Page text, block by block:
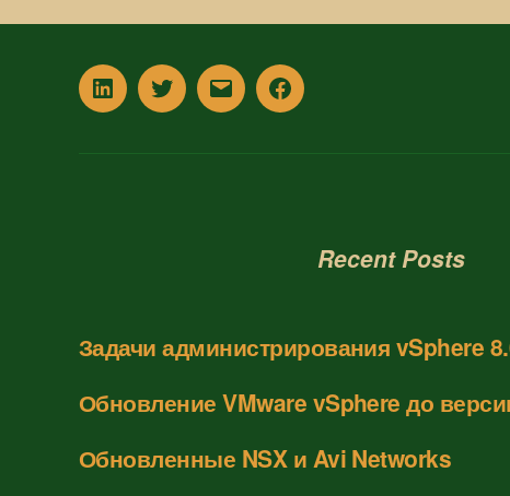
In TwitterEmail Facebook
Recent Posts
Задачи администрирования vSphere
Обновление VMware vSphere до
Обновленные NSX и Avi Networks